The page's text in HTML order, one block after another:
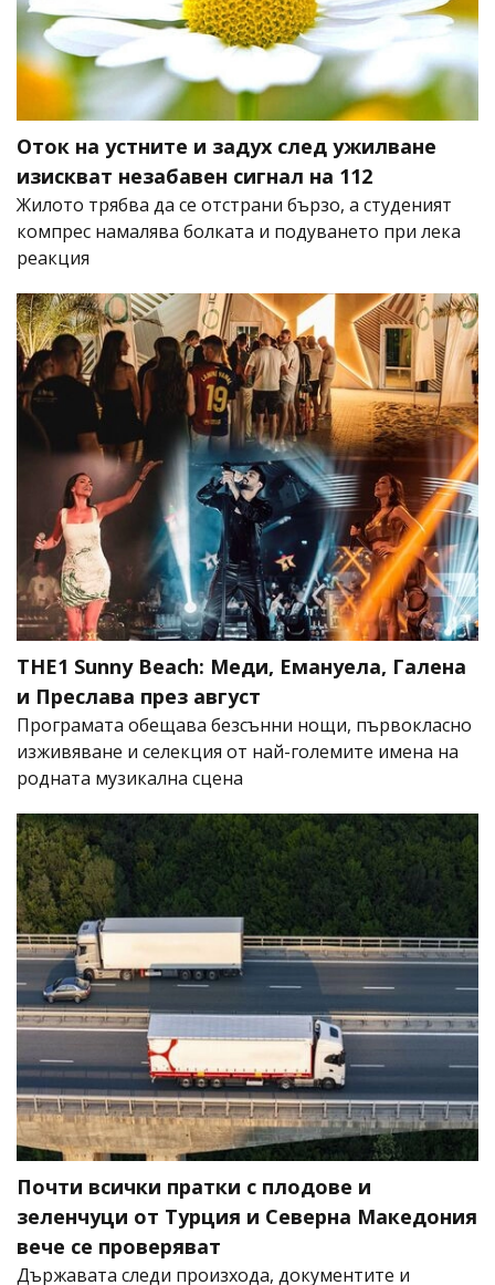
Оток на устните и задух след ужилване
изискват незабавен сигнал на 112
Жилото трябва да се отстрани бързо, а студеният
компрес намалява болката и подуването при лека
реакция
THE1 Sunny Beach: Меди, Емануела, Галена
и Преслава през август
Програмата обещава безсънни нощи, първокласно
изживяване и селекция от най-големите имена на
родната музикална сцена
Почти всички пратки с плодове и
зеленчуци от Турция и Северна Македония
вече се проверяват
Държавата следи произхода, документите и